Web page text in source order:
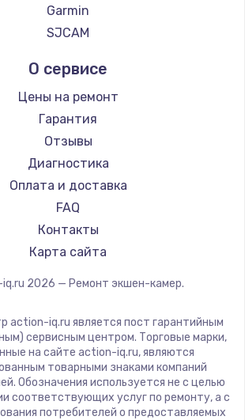
Garmin
SJCAM
О сервисе
Цены на ремонт
Гарантия
Отзывы
Диагностика
Оплата и доставка
FAQ
Контакты
Карта сайта
2026 — Ремонт экшен-камер.
action-iq.ru является пост гарантийным
сервисным центром. Торговые марки,
на сайте action-iq.ru, являются
товарными знаками компаний
Обозначения используется не с целью
соответствующих услуг по ремонту, а с
потребителей о предоставляемых